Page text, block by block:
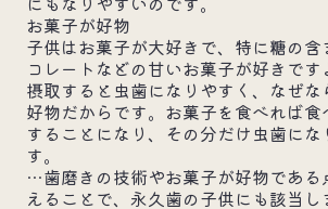
お菓子が好物
子供はお菓子が大好きで、特に糖の含
コレートなどの甘いお菓子が好きです
摂取すると虫歯になりやすく、なぜ
好物だからです。お菓子を食べれば
することになり、その分だけ虫歯にな
す。
…歯磨きの技術やお菓子が好物である
えることで、永久歯の子供にも該当